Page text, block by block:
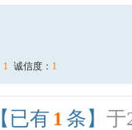
1 诚信度： 1
【已有 1 条】 于